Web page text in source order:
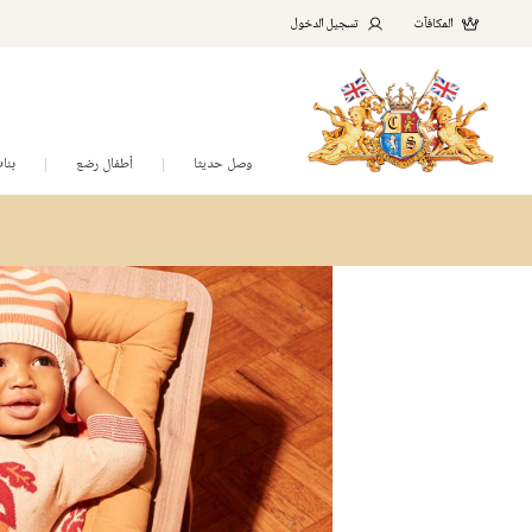
المكافآت تسجيل الدخول
وصل حديثا أطفال رضع